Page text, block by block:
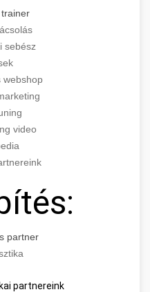
sebész
webshop
video
partner
partnereink